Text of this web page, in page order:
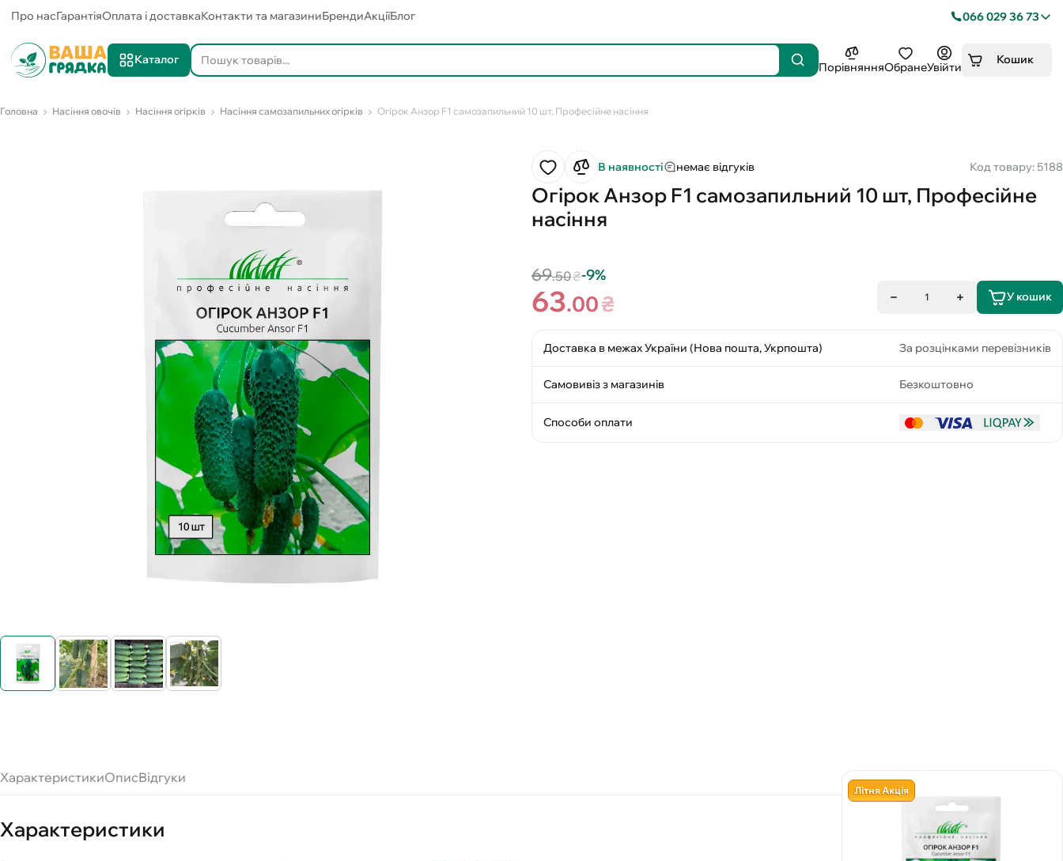
Про насГарантіяОплата і доставкаКонтакти та магазиниБрендиАкціїБлог 066 029 36 73
Каталог
ПорівнянняОбранеУвійти
Кошик
Головна Насіння овочів Насіння огірків Насіння самозапильних огірків Огірок Анзор F1 самозапильний 10 шт, Професійне насіння
В наявності немає відгуків Код товару: 5188
Огірок Анзор F1 самозапильний 10 шт, Професійне
насіння
69.50₴-9%
63.00₴ 1 У кошик
Доставка в межах України (Нова пошта, Укрпошта) За розцінками перевізників
Самовивіз з магазинів Безкоштовно
Способи оплати
ХарактеристикиОписВідгуки
Характеристики
Літня Акція